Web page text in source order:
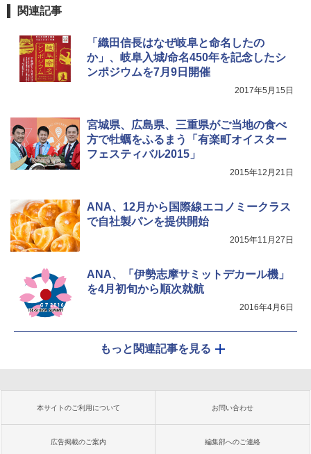
関連記事
「織田信長はなぜ岐阜と命名したの
か」、岐阜入城/命名450年を記念したシ
ンポジウムを7月9日開催
2017年5月15日
宮城県、広島県、三重県がご当地の食べ
方で牡蠣をふるまう「有楽町オイスター
フェスティバル2015」
2015年12月21日
ANA、12月から国際線エコノミークラス
で自社製パンを提供開始
2015年11月27日
ANA、「伊勢志摩サミットデカール機」
を4月初旬から順次就航
2016年4月6日
もっと関連記事を見る
本サイトのご利用について お問い合わせ
広告掲載のご案内 編集部へのご連絡